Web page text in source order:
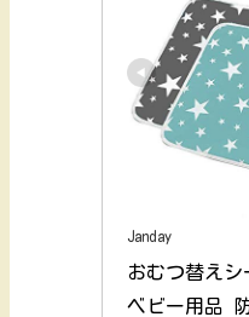
Janday
おむつ替え
ベビー用品